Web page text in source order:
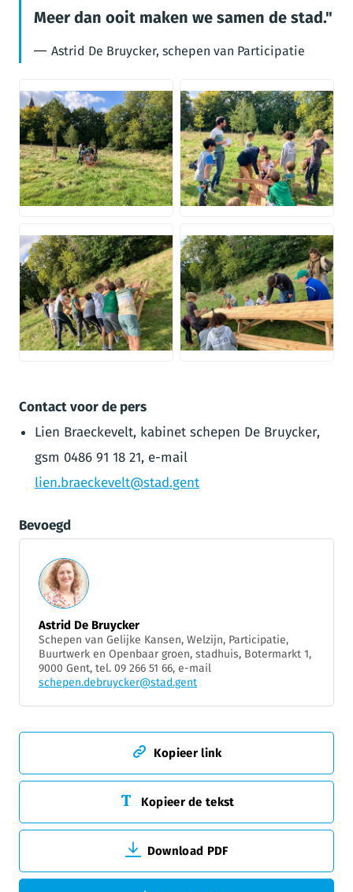
Meer dan ooit maken we samen de stad.
Astrid De Bruycker, schepen van Participatie
JPG JPG
JPG JPG
Contact voor de pers
Lien Braeckevelt, kabinet schepen De Bruycker,
gsm 0486 91 18 21, e-mail
lien.braeckevelt@stad.gent
Bevoegd
Astrid De Bruycker
Schepen van Gelijke Kansen, Welzijn, Participatie,
Buurtwerk en Openbaar groen, stadhuis, Botermarkt 1,
9000 Gent, tel. 09 266 51 66, e-mail
schepen.debruycker@stad.gent
Kopieer link
Kopieer de tekst
Download PDF